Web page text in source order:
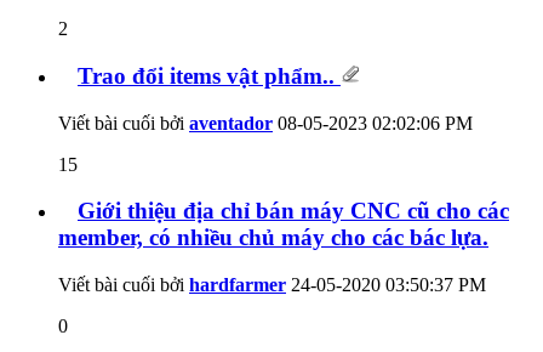
2
Trao đổi items vật phẩm..
Viết bài cuối bởi aventador 08-05-2023 02:02:06 PM
15
Giới thiệu địa chỉ bán máy CNC cũ cho các
member, có nhiều chủ máy cho các bác lựa.
Viết bài cuối bởi hardfarmer 24-05-2020 03:50:37 PM
0